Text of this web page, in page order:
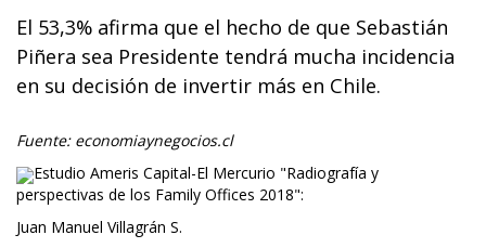
El 53,3% afirma que el hecho de que Sebastián
Piñera sea Presidente tendrá mucha incidencia
en su decisión de invertir más en Chile.
Fuente: economiaynegocios.cl
Estudio Ameris Capital-El Mercurio "Radiografía y
perspectivas de los Family Offices 2018":
Juan Manuel Villagrán S.